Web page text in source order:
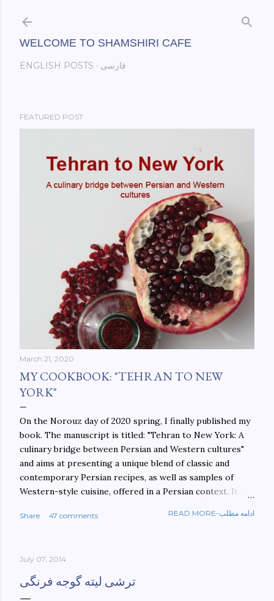
WELCOME TO SHAMSHIRI CAFE
ENGLISH POSTS فارسی
FEATURED POST
March 21, 2020
MY COOKBOOK: "TEHRAN TO NEW
YORK"
On the Norouz day of 2020 spring, I finally published my
book. The manuscript is titled: "Tehran to New York: A
culinary bridge between Persian and Western cultures"
and aims at presenting a unique blend of classic and
contemporary Persian recipes, as well as samples of
Western-style cuisine, offered in a Persian context. It is
walls. This book aims at constructing a bridge between
York-culinary-cultures-
ebook/dp/B0861H47GS/ref=sr_1_1?
dchild=1&keywords=tehran+to+new+york&qid=158481093
Share 47 comments READ MORE-ادامه مطلب
July 07, 2014
ترشی لیته گوجه فرنگی